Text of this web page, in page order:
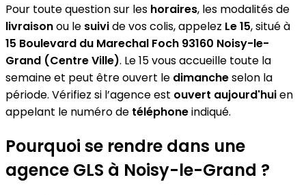
Pour toute question sur les horaires, les modalités de
livraisonou le suivide vos colis, appelez Le 15, situé à
15 Boulevard du Marechal Foch 93160 Noisy-le-
Grand (Centre Ville). Le 15 vous accueille toute la
semaine et peut être ouvert le dimancheselon la
période. Vérifiez si l’agence est ouvert aujourd'huien
appelant le numéro de téléphoneindiqué.
Pourquoi se rendre dans une
agence GLS à Noisy-le-Grand ?